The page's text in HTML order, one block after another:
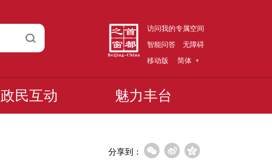
访问我的专属空间
智能问答
无障碍
移动版
简体
政民互动 魅力丰台
分享到：